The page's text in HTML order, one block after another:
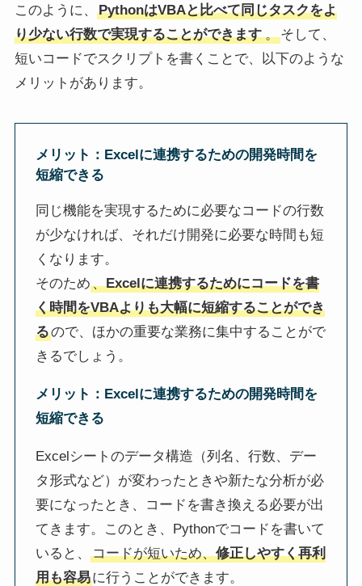
このように、
PythonはVBAと比べて同じタスクをよ
り少ない行数で実現することができます 。そして、
短いコードでスクリプトを書くことで、以下のような
メリットがあります。
メリット：Excelに連携するための開発時間を
短縮できる
同じ機能を実現するために必要なコードの行数
が少なければ、それだけ開発に必要な時間も短
くなります。
そのため、Excelに連携するためにコードを書
く時間をVBAよりも大幅に短縮することができ
るので、ほかの重要な業務に集中することがで
きるでしょう。
メリット：Excelに連携するための開発時間を
短縮できる
Excelシートのデータ構造（列名、行数、デー
タ形式など）が変わったときや新たな分析が必
要になったとき、コードを書き換える必要が出
てきます。このとき、Pythonでコードを書いて
いると、コードが短いため、修正しやすく再利
用も容易に行うことができます。